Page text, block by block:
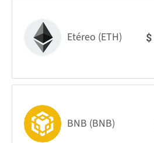
Etéreo (ETH) $
BNB (BNB)